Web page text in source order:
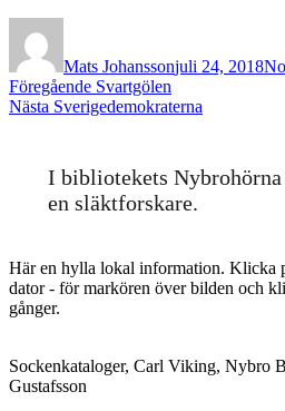
Mats Johanssonjuli 24, 2018
Inläggsnavigering
Föregående Föregående
inlägg:
Svartgölen
Nästa Nästa
Sverigedemokraterna
I bibliotekets
en släktforskare.
Här en hylla lokal information. Klicka
dator - för markören över bilden och
gånger.
Sockenkataloger, Carl Viking, Nybro
Gustafsson